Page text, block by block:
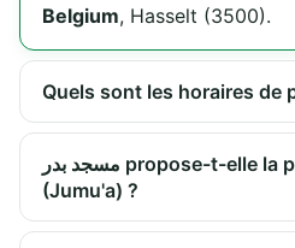
Belgium, Hasselt (3500).
مسجد بدر propose-t-elle la prière du vendredi
(Jumu'a) ?